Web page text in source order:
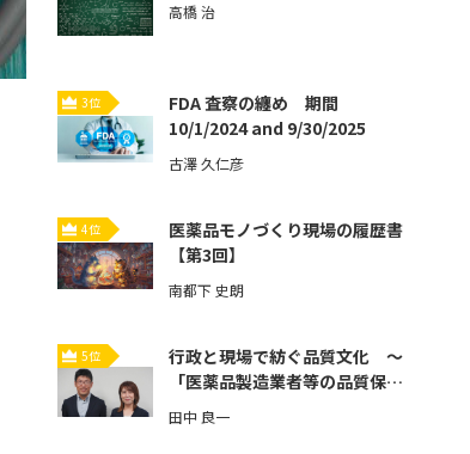
高橋 治
3位
FDA 査察の纏め 期間
10/1/2024 and 9/30/2025
古澤 久仁彦
4位
医薬品モノづくり現場の履歴書
【第3回】
南都下 史朗
5位
行政と現場で紡ぐ品質文化 ～
「医薬品製造業者等の品質保証
体制強化」とその先へ～【第3
回】
田中 良一